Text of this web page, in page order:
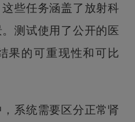
些任务涵盖了放射科
测试使用了公开的医
果的可重现性和可比
系统需要区分正常肾